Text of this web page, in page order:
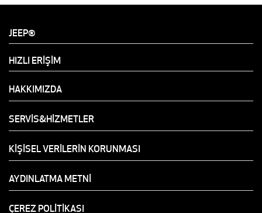
JEEP®
HIZLI ERİŞİM
HAKKIMIZDA
SERVİS&HİZMETLER
KİŞİSEL VERİLERİN KORUNMASI
AYDINLATMA METNİ
ÇEREZ POLİTİKASI